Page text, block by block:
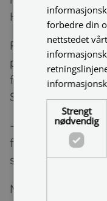
Harstadpakken
Resultatet er at
planlagt.
for trafikk i uke 45,
Seljestad åpner
– Tiden på året
fremdriften noe.
sier Jørgensen
Når rundkjøringen
forbedre din
nettstedet
Strengt
nødvendig